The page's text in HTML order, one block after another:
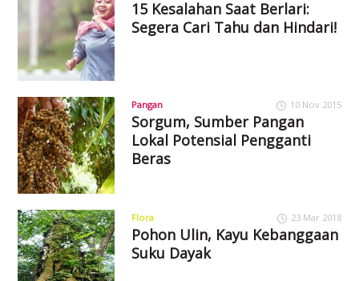
15 Kesalahan Saat Berlari:
Segera Cari Tahu dan Hindari!
Pangan 10 Nov 2015
Sorgum, Sumber Pangan
Lokal Potensial Pengganti
Beras
Flora 23 Mar 2018
Pohon Ulin, Kayu Kebanggaan
Suku Dayak